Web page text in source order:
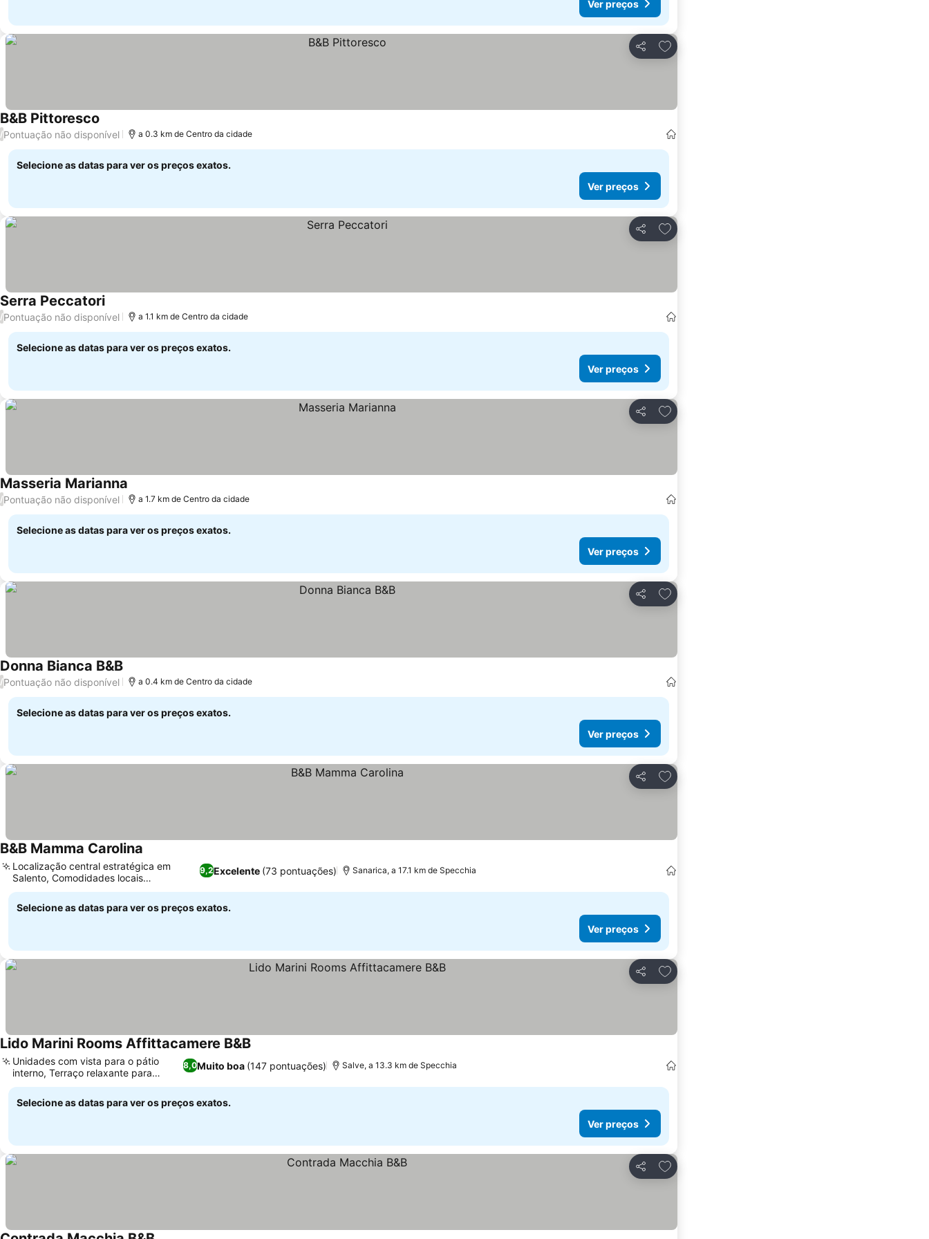
Ver preços
Partilhar
Adicionar aos favoritos
B&B Pittoresco
/Pontuação não disponível a 0.3 km de Centro da cidade
Selecione as datas para ver os preços exatos.
Ver preços
Partilhar
Adicionar aos favoritos
Serra Peccatori
/Pontuação não disponível a 1.1 km de Centro da cidade
Selecione as datas para ver os preços exatos.
Ver preços
Partilhar
Adicionar aos favoritos
Masseria Marianna
/Pontuação não disponível a 1.7 km de Centro da cidade
Selecione as datas para ver os preços exatos.
Ver preços
Partilhar
Adicionar aos favoritos
Donna Bianca B&B
/Pontuação não disponível a 0.4 km de Centro da cidade
Selecione as datas para ver os preços exatos.
Ver preços
Partilhar
Adicionar aos favoritos
B&B Mamma Carolina
9,2Excelente (73 pontuações)
Localização central estratégica em
Salento, Comodidades locais
convenientes por perto
Sanarica, a 17.1 km de Specchia
Selecione as datas para ver os preços exatos.
Ver preços
Partilhar
Adicionar aos favoritos
Lido Marini Rooms Affittacamere B&B
8,0Muito boa (147 pontuações)
Unidades com vista para o pátio
interno, Terraço relaxante para
banhos de sol
Salve, a 13.3 km de Specchia
Selecione as datas para ver os preços exatos.
Ver preços
Partilhar
Adicionar aos favoritos